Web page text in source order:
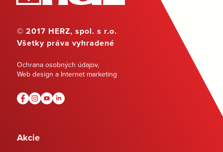
© 2017 HERZ, spol. s r.o.
Všetky práva vyhradené
Ochrana osobných údajov,
Web design a Internet marketing
Akcie